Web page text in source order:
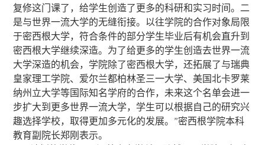
复修这门课了，给学生创造了更多的科研和实习时间。二
是与世界一流大学的无缝衔接。以往学院的合作对象局限
于密西根大学，符合条件的部分学生毕业后有机会直升到
密西根大学继续深造。为了给更多的学生创造去世界一流
大学深造的机会，学院除了密西根大学，还拓展了与瑞典
皇家理工学院、爱尔兰都柏林圣三一大学、美国北卡罗莱
纳州立大学等国际知名学府的合作，未来这个名单会进一
步扩大到更多世界一流大学，学生可以根据自己的研究兴
趣选择学校，取得更加多元化的发展。”密西根学院本科
教育副院长郑刚表示。